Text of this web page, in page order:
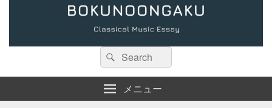
検
索:
検
索
メニュー